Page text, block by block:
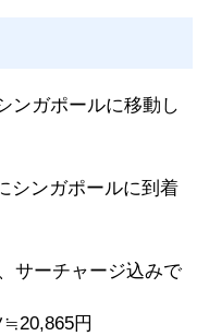
ンガポールに移動し
シンガポールに到着
サーチャージ込みで
≒20,865円